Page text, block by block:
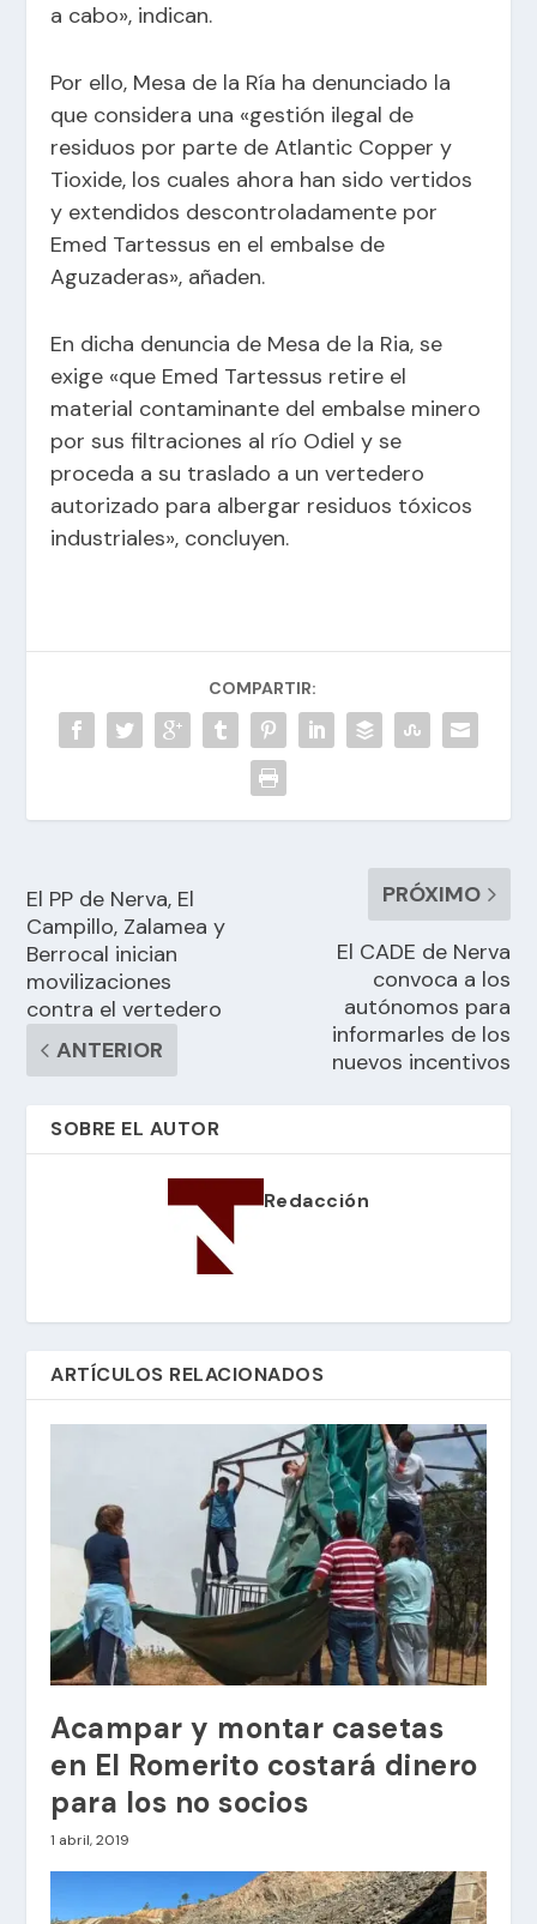
a cabo», indican.
Por ello, Mesa de la Ría ha denunciado la
que considera una «gestión ilegal de
residuos por parte de Atlantic Copper y
Tioxide, los cuales ahora han sido vertidos
y extendidos descontroladamente por
Emed Tartessus en el embalse de
Aguzaderas», añaden.
En dicha denuncia de Mesa de la Ria, se
exige «que Emed Tartessus retire el
material contaminante del embalse minero
por sus filtraciones al río Odiel y se
proceda a su traslado a un vertedero
autorizado para albergar residuos tóxicos
industriales», concluyen.
COMPARTIR:
El PP de Nerva, El
Campillo, Zalamea y
Berrocal inician
movilizaciones
contra el vertedero
ANTERIOR
PRÓXIMO
El CADE de Nerva
convoca a los
autónomos para
informarles de los
nuevos incentivos
SOBRE EL AUTOR
Redacción
ARTÍCULOS RELACIONADOS
Acampar y montar casetas
en El Romerito costará dinero
para los no socios
1 abril, 2019